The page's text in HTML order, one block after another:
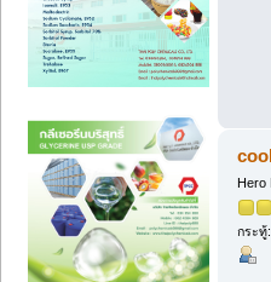
Hero
กระทู้